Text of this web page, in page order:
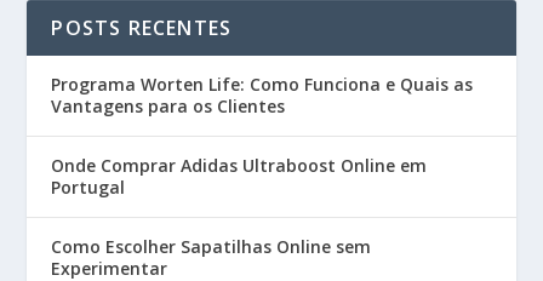
POSTS RECENTES
Programa Worten Life: Como Funciona e Quais as
Vantagens para os Clientes
Onde Comprar Adidas Ultraboost Online em
Portugal
Como Escolher Sapatilhas Online sem
Experimentar